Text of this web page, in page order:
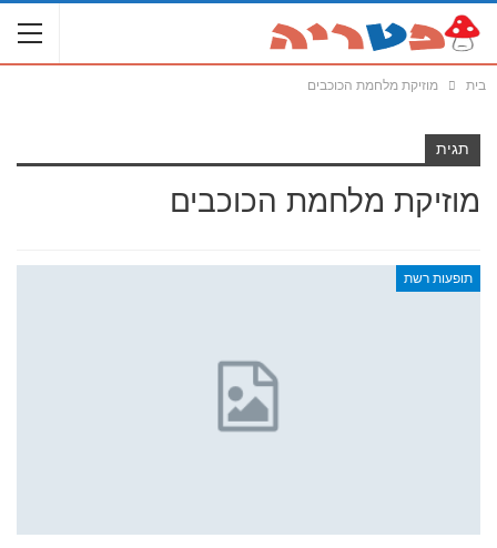
בית מוזיקת מלחמת הכוכבים
תגית
מוזיקת מלחמת הכוכבים
תופעות רשת